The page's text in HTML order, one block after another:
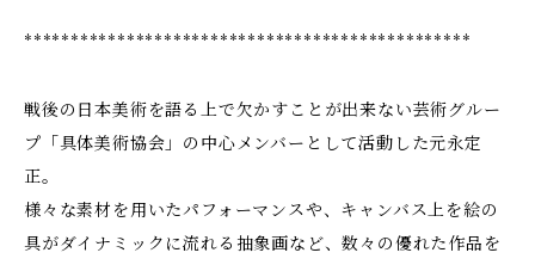
************************************************
戦後の日本美術を語る上で欠かすことが出来ない芸術グルー
プ「具体美術協会」の中心メンバーとして活動した元永定
正。
様々な素材を用いたパフォーマンスや、キャンバス上を絵の
具がダイナミックに流れる抽象画など、数々の優れた作品を